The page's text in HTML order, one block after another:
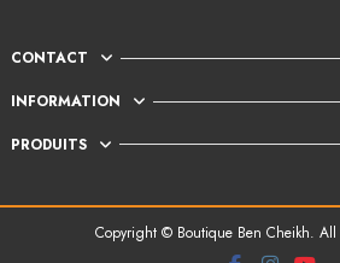
CONTACT
INFORMATION
PRODUITS
Copyright © Boutique Ben Cheikh. All